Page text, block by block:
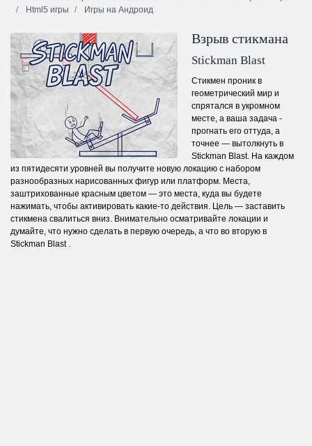
Html5 игры
Игры на Андроид
Взрыв стикмана
Stickman Blast
Стикмен проник в
геометрический мир и
спрятался в укромном
месте, а ваша задача -
прогнать его оттуда, а
точнее — вытолкнуть в
Stickman Blast. На каждом
из пятидесяти уровней вы получите новую локацию с набором
разнообразных нарисованных фигур или платформ. Места,
заштрихованные красным цветом — это места, куда вы будете
нажимать, чтобы активировать какие-то действия. Цель — заставить
стикмена свалиться вниз. Внимательно осматривайте локации и
думайте, что нужно сделать в первую очередь, а что во вторую в
Stickman Blast .